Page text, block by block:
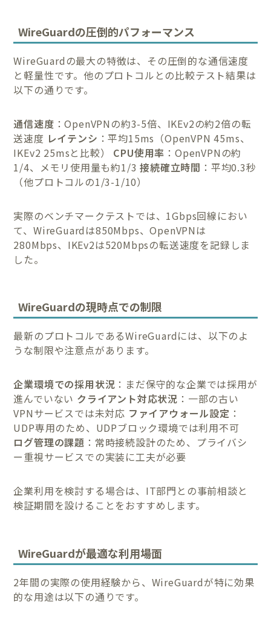
WireGuardの圧倒的パフォーマンス
WireGuardの最大の特徴は、その圧倒的な通信速度
と軽量性です。他のプロトコルとの比較テスト結果は
以下の通りです。
通信速度 ：OpenVPNの約3-5倍、IKEv2の約2倍の転
送速度 レイテンシ ：平均15ms（OpenVPN 45ms、
IKEv2 25msと比較） CPU使用率 ：OpenVPNの約
1/4、メモリ使用量も約1/3接続確立時間 ：平均0.3秒
（他プロトコルの1/3-1/10）
実際のベンチマークテストでは、1Gbps回線におい
て、WireGuardは850Mbps、OpenVPNは
280Mbps、IKEv2は520Mbpsの転送速度を記録しま
した。
WireGuardの現時点での制限
最新のプロトコルであるWireGuardには、以下のよ
うな制限や注意点があります。
企業環境での採用状況 ：まだ保守的な企業では採用が
進んでいない クライアント対応状況 ：一部の古い
VPNサービスでは未対応 ファイアウォール設定 ：
UDP専用のため、UDPブロック環境では利用不可
ログ管理の課題 ：常時接続設計のため、プライバシ
ー重視サービスでの実装に工夫が必要
企業利用を検討する場合は、IT部門との事前相談と
検証期間を設けることをおすすめします。
WireGuardが最適な利用場面
2年間の実際の使用経験から、WireGuardが特に効果
的な用途は以下の通りです。